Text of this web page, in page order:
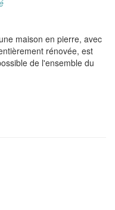
maison en pierre, avec
rénovée, est
de l'ensemble du